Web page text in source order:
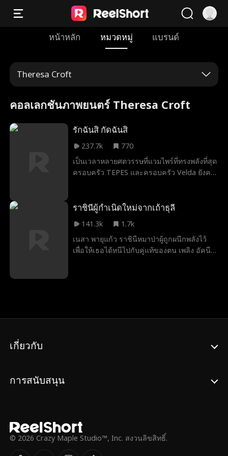
หน้าหลัก หมวดหมู่ แบรนด์
Theresa Croft
คอลเลกชันภาพยนตร์ Theresa Croft
รักฉันสิ กัดฉันสิ
237.7k
770
เป็นเวลาหลายศตวรรษที่แวมไพร์ที่ทรงพลังที่สุด
ครอบครัว TEPES และครอบครัว Velda ยังคง
ถูกคุกคามโดย Sammantha Evans หญิงสาวที่
Dracula เป็นเจ้าของโดย Alarik Tepes ที่ทรง
พลัง คืนหนึ่งโชคชะตาในวันส่งท้ายปีเก่าโลก
จะเปลี่ยนไปตลอดกาล ...
ราชินีผู้กำเนิดใหม่จากเถ้าธุลี
141.3k
1.7k
เนสา พายุแก้ว ราชินีหมาป่าผู้ถูกผนึกพลังไว้
เพื่อให้เธอได้หนีไปกับคู่แท้ของตน เพลิง อัคนี
ตอนนั้น จะสายเกินไปแล้วหรือไม่?
เกี่ยวกับ
การสนับสนุน
© 2026 Crazy Maple Studio™, Inc. สงวนลิขสิทธิ์.